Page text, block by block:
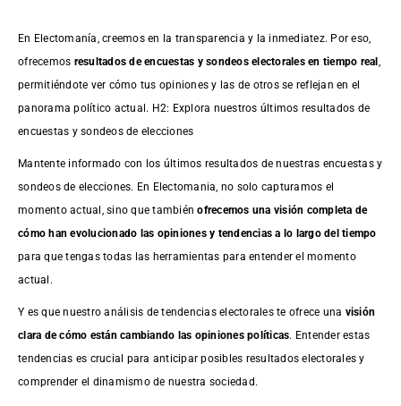
En Electomanía, creemos en la transparencia y la inmediatez. Por eso,
ofrecemos resultados deencuestas y sondeos electorales en tiempo real
permitiéndote ver cómo tus opiniones y las de otros se reflejan en el
panorama político actual. H2: Explora nuestros últimos resultados de
encuestas y sondeos de elecciones
Mantente informado con los últimos resultados de nuestras encuestasy
sondeos de elecciones. En Electomania, no solo capturamos el
momento actual, sino que tambiénofrecemos una visión completa de
cómo han evolucionado las opiniones y tendencias a lo largo del tiempo
para que tengas todas las herramientas para entender el momento
actual.
Y es que nuestro análisis de tendencias electorales te ofrece una visión
clara de cómo están cambiando las opiniones políticas. Entender estas
tendencias es crucial para anticipar posibles resultados electorales y
comprender el dinamismo de nuestra sociedad.